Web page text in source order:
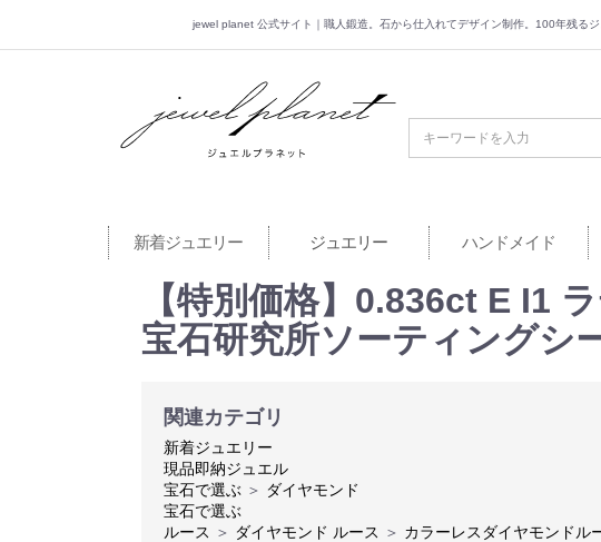
jewel planet 公式サイト｜職人鍛造。石から仕入れてデザイン制作。100年残るジ
jewel planet 公式サイト
新着ジュエリー ジュエリー ハンドメイド
【特別価格】0.836ct E I1
宝石研究所ソーティングシ
関連カテゴリ
新着ジュエリー
現品即納ジュエル
宝石で選ぶ ＞ ダイヤモンド
宝石で選ぶ
ルース ＞ ダイヤモンド ルース ＞ カラーレスダイヤモンドル